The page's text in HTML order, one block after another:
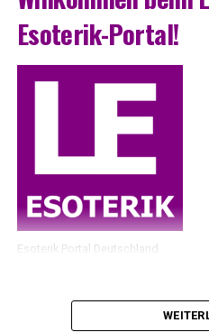
Esoterik-Portal!
Eso­te­rik Por­tal Deutschland